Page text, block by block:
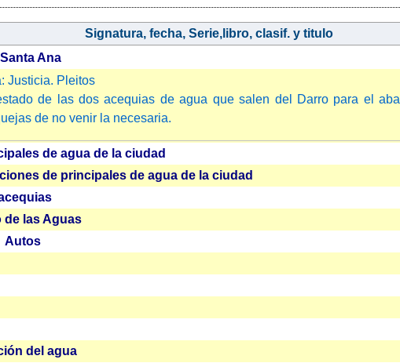
Signatura, fecha, Serie,libro, clasif. y titulo
Ana
Justicia. Pleitos
de las dos acequias de agua que salen del Darro para el
de no venir la necesaria.
de agua de la ciudad
de principales de agua de la ciudad
las Aguas
Autos
del agua